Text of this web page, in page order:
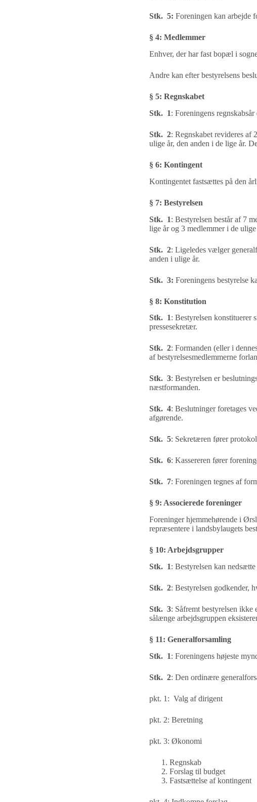
Stk. 5: Foreningen kan arbejde
§ 4: Medlemmer
Enhver, der har fast bopæl i
Andre kan efter bestyrelsens
§ 5: Regnskabet
Stk. 1: Foreningens regnskabsår
Stk. 2: Regnskabet revideres af
ulige år, den anden i de lige år.
§ 6: Kontingent
Kontingentet fastsættes på den
§ 7: Bestyrelsen
Stk. 1: Bestyrelsen består af 7
lige år og 3 medlemmer i de ulige
Stk. 2: Ligeledes vælger
anden i ulige år.
Stk. 3: Foreningens bestyrelse
§ 8: Konstitution
Stk. 1: Bestyrelsen konstituerer
pressesekretær.
Stk. 2: Formanden (eller i
afbestyrelsesmedlemmerne
Stk. 3: Bestyrelsen er
næstformanden.
Stk. 4: Beslutninger foretages
afgørende.
Stk. 5: Sekretæren fører
Stk. 6: Kassereren fører
Stk. 7: Foreningen tegnes af
§ 9: Associerede foreninger
Foreninger hjemmehørende i
repræsentere i landsbylaugets
§ 10: Arbejdsgrupper
Stk. 1: Bestyrelsen kan
Stk. 2: Bestyrelsen godkender,
Stk. 3: Såfremt bestyrelsen ikke
sålænge arbejdsgruppen
§ 11: Generalforsamling
Stk. 1: Foreningens højeste
Stk. 2: Den ordinære
pkt. 1: Valg af dirigent
pkt. 2: Beretning
pkt. 3: Økonomi
Regnskab
Forslag til budget
Fastsættelse af kontingent